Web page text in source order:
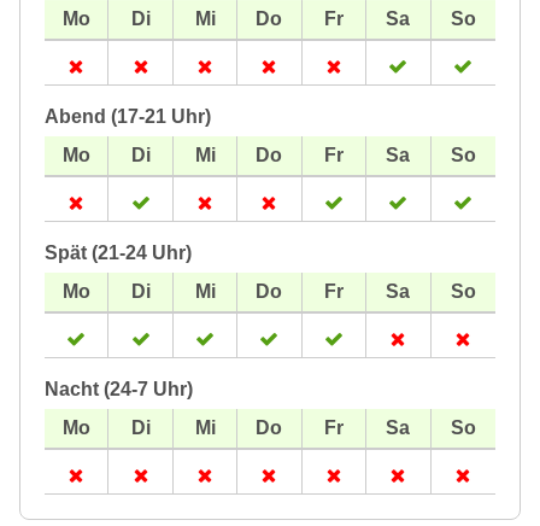
Abend (17-21 Uhr)
Spät (21-24 Uhr)
Nacht (24-7 Uhr)